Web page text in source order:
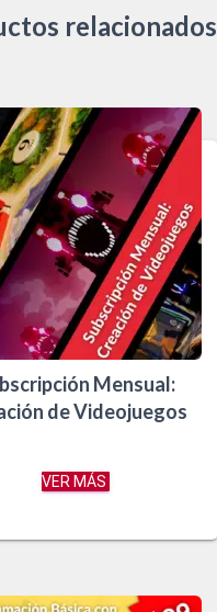
relacionados
Mensual:
de Videojuegos
VER MÁS